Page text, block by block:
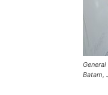
Batam,